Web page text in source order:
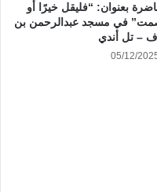
بعنوان: “فليقل خيرًا أو
في مسجد عبدالرحمن بن
– تل أندي
05/12/